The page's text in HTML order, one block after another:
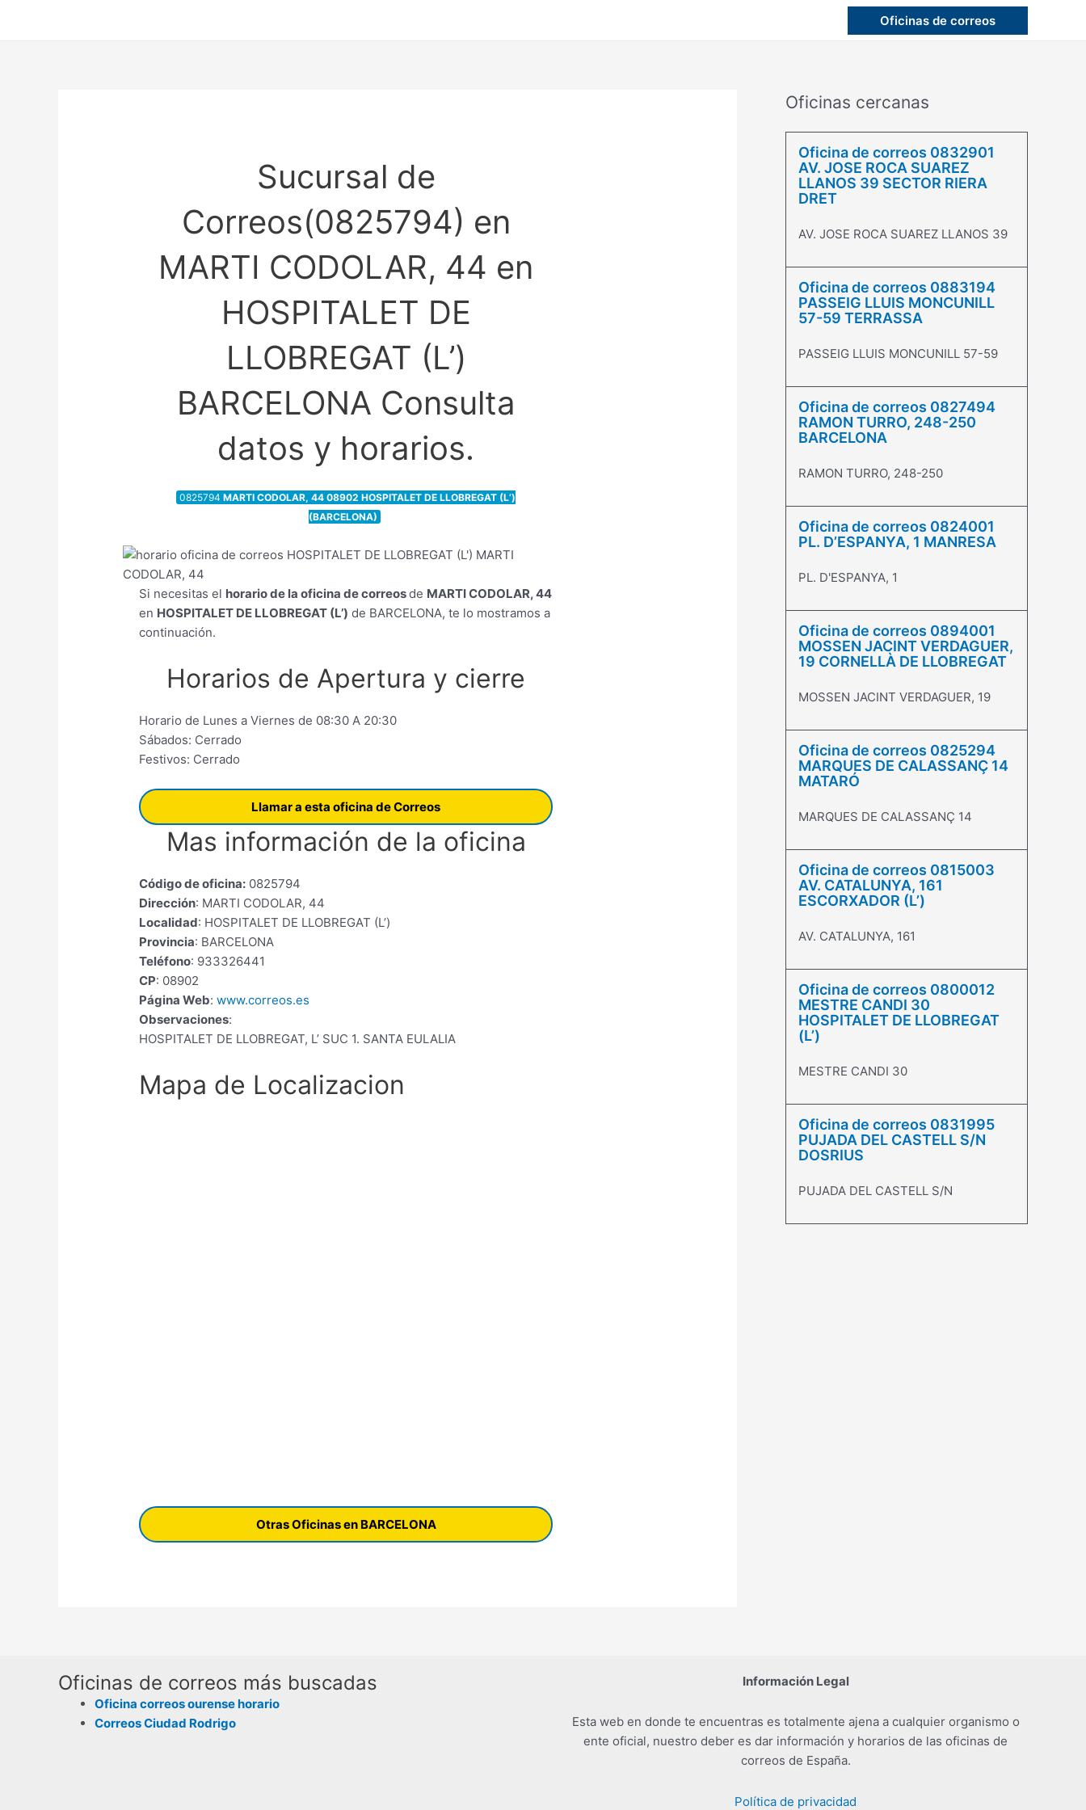
Oficinas de correos
Sucursal de
Correos(0825794) en
MARTI CODOLAR, 44 en
HOSPITALET DE
LLOBREGAT (L’)
BARCELONA Consulta
datos y horarios.
0825794 MARTI CODOLAR, 44 08902 HOSPITALET DE LLOBREGAT (L’)
(BARCELONA)
Si necesitas el horario de la oficina de correosde MARTI CODOLAR, 44
en HOSPITALET DE LLOBREGAT (L’) de BARCELONA, te lo mostramos a
continuación.
Horarios de Apertura y cierre
Horario de Lunes a Viernes de 08:30 A 20:30
Sábados: Cerrado
Festivos: Cerrado
Llamar a esta oficina de Correos
Mas información de la oficina
Código de oficina: 0825794
Dirección: MARTI CODOLAR, 44
Localidad: HOSPITALET DE LLOBREGAT (L’)
Provincia: BARCELONA
Teléfono: 933326441
CP: 08902
Página Web: www.correos.es
Observaciones:
HOSPITALET DE LLOBREGAT, L’ SUC 1. SANTA EULALIA
Mapa de Localizacion
Otras Oficinas en BARCELONA
Oficinas cercanas
Oficina de correos 0832901
AV. JOSE ROCA SUAREZ
LLANOS 39 SECTOR RIERA
DRET
AV. JOSE ROCA SUAREZ LLANOS 39
Oficina de correos 0883194
PASSEIG LLUIS MONCUNILL
57-59 TERRASSA
PASSEIG LLUIS MONCUNILL 57-59
Oficina de correos 0827494
RAMON TURRO, 248-250
BARCELONA
RAMON TURRO, 248-250
Oficina de correos 0824001
PL. D’ESPANYA, 1 MANRESA
PL. D'ESPANYA, 1
Oficina de correos 0894001
MOSSEN JACINT VERDAGUER,
19 CORNELLÀ DE LLOBREGAT
MOSSEN JACINT VERDAGUER, 19
Oficina de correos 0825294
MARQUES DE CALASSANÇ 14
MATARÓ
MARQUES DE CALASSANÇ 14
Oficina de correos 0815003
AV. CATALUNYA, 161
ESCORXADOR (L’)
AV. CATALUNYA, 161
Oficina de correos 0800012
MESTRE CANDI 30
HOSPITALET DE LLOBREGAT
(L’)
MESTRE CANDI 30
Oficina de correos 0831995
PUJADA DEL CASTELL S/N
DOSRIUS
PUJADA DEL CASTELL S/N
Oficinas de correos más buscadas
Oficina correos ourense horario
Correos Ciudad Rodrigo
Información Legal
Esta web en donde te encuentras es totalmente ajena a cualquier organismo o
ente oficial, nuestro deber es dar información y horarios de las oficinas de
correos de España.
Política de privacidad